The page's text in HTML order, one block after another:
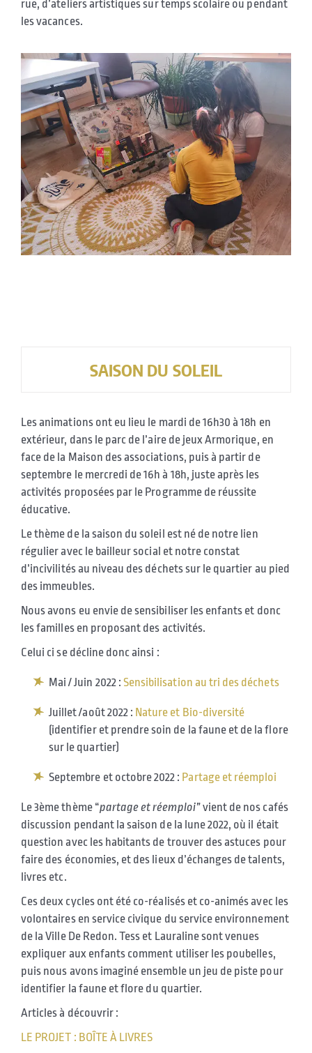
rue, d’ateliers artistiques sur temps scolaire ou pendant
les vacances.
SAISON DU SOLEIL
Les animations ont eu lieu le mardi de 16h30 à 18h en
extérieur, dans le parc de l’aire de jeux Armorique, en
face de la Maison des associations, puis à partir de
septembre le mercredi de 16h à 18h, juste après les
activités proposées par le Programme de réussite
éducative.
Le thème de la saison du soleil est né de notre lien
régulier avec le bailleur social et notre constat
d’incivilités au niveau des déchets sur le quartier au pied
des immeubles.
Nous avons eu envie de sensibiliser les enfants et donc
les familles en proposant des activités.
Celui ci se décline donc ainsi :
Mai / Juin 2022 : Sensibilisation au tri des déchets
Juillet /août 2022 : Nature et Bio-diversité
(identifier et prendre soin de la faune et de la flore
sur le quartier)
Septembre et octobre 2022 : Partage et réemploi
Le 3ème thème “partage et réemploi”vient de nos cafés
discussion pendant la saison de la lune 2022, où il était
question avec les habitants de trouver des astuces pour
faire des économies, et des lieux d’échanges de talents,
livres etc.
Ces deux cycles ont été co-réalisés et co-animés avec les
volontaires en service civique du service environnement
de la Ville De Redon. Tess et Lauraline sont venues
expliquer aux enfants comment utiliser les poubelles,
puis nous avons imaginé ensemble un jeu de piste pour
identifier la faune et flore du quartier.
Articles à découvrir :
LE PROJET : BOÎTE À LIVRES